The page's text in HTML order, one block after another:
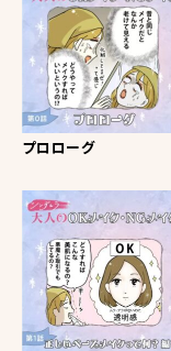
プロローグ